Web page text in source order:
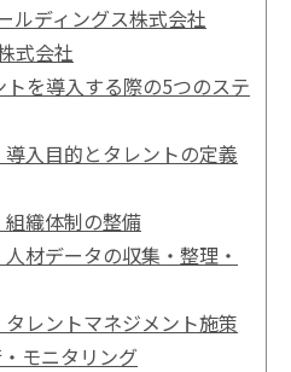
ルディングス株式会社
式会社
を導入する際の5つのステ
導入目的とタレントの定義
組織体制の整備
人材データの収集・整理・
タレントマネジメント施策
モニタリング